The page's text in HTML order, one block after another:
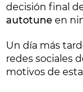
decisión final
autotune en
Un día más
redes sociales
motivos de